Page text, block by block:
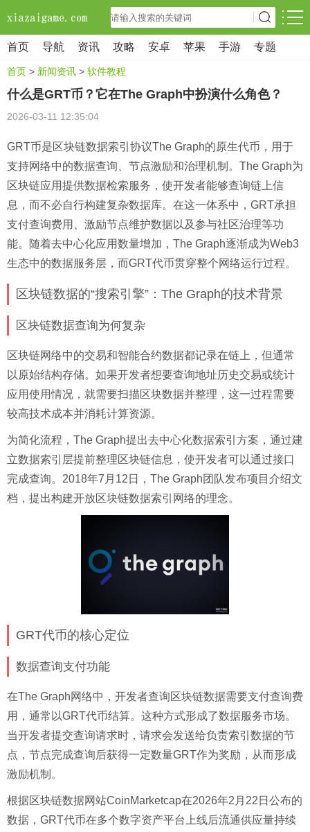
首页 导航 资讯 攻略 安卓 苹果 手游 专题
首页 > 新闻资讯 > 软件教程
什么是GRT币？它在The Graph中扮演什么角色？
2026-03-11 12:35:04
GRT币是区块链数据索引协议The Graph的原生代币，用于
支持网络中的数据查询、节点激励和治理机制。The Graph为
区块链应用提供数据检索服务，使开发者能够查询链上信
息，而不必自行构建复杂数据库。在这一体系中，GRT承担
支付查询费用、激励节点维护数据以及参与社区治理等功
能。随着去中心化应用数量增加，The Graph逐渐成为Web3
生态中的数据服务层，而GRT代币贯穿整个网络运行过程。
区块链数据的“搜索引擎”：The Graph的技术背景
区块链数据查询为何复杂
区块链网络中的交易和智能合约数据都记录在链上，但通常
以原始结构存储。如果开发者想要查询地址历史交易或统计
应用使用情况，就需要扫描区块数据并整理，这一过程需要
较高技术成本并消耗计算资源。
为简化流程，The Graph提出去中心化数据索引方案，通过建
立数据索引层提前整理区块链信息，使开发者可以通过接口
完成查询。2018年7月12日，The Graph团队发布项目介绍文
档，提出构建开放区块链数据索引网络的理念。
GRT代币的核心定位
数据查询支付功能
在The Graph网络中，开发者查询区块链数据需要支付查询费
用，通常以GRT代币结算。这种方式形成了数据服务市场。
当开发者提交查询请求时，请求会发送给负责索引数据的节
点，节点完成查询后获得一定数量GRT作为奖励，从而形成
激励机制。
根据区块链数据网站CoinMarketcap在2026年2月22日公布的
数据，GRT代币在多个数字资产平台上线后流通供应量持续